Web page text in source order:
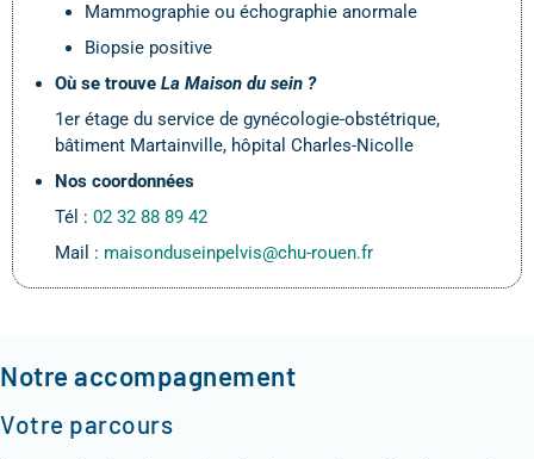
Mammographie ou échographie anormale
Biopsie positive
Où se trouve La Maison du sein ?
1er étage du service de gynécologie-obstétrique,
bâtiment Martainville, hôpital Charles-Nicolle
Nos coordonnées
Tél : 02 32 88 89 42
Mail : maisonduseinpelvis@chu-rouen.fr
Notre accompagnement
Votre parcours